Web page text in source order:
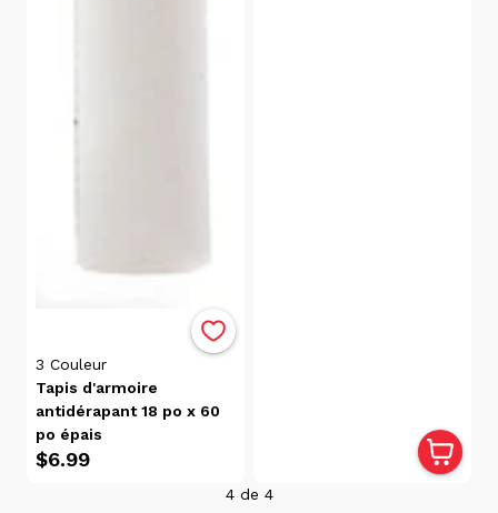
3 Couleur
Tapis d'armoire
antidérapant 18 po x 60
po épais
$6.99
4 de 4